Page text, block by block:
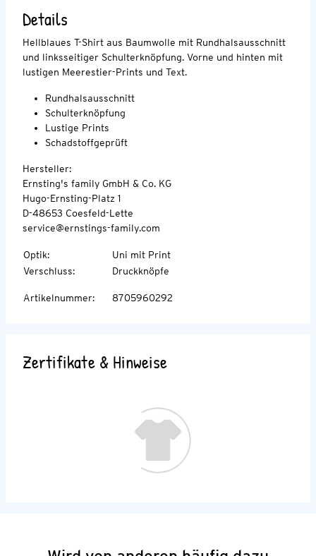
Details
Hellblaues T-Shirt aus Baumwolle mit Rundhalsausschnitt
und linksseitiger Schulterknöpfung. Vorne und hinten mit
lustigen Meerestier-Prints und Text.
Rundhalsausschnitt
Schulterknöpfung
Lustige Prints
Schadstoffgeprüft
Hersteller:
Ernsting's family GmbH & Co. KG
Hugo-Ernsting-Platz 1
D-48653 Coesfeld-Lette
service@ernstings-family.com
Optik:
Uni mit Print
Verschluss: Druckknöpfe
Artikelnummer: 8705960292
Zertifikate & Hinweise